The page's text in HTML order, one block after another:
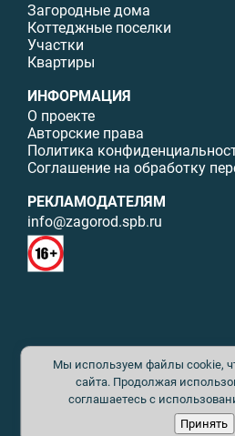
Загородные дома
Коттеджные поселки
Участки
Квартиры
ИНФОРМАЦИЯ
О проекте
Авторские права
Политика
Соглашение на обработку
РЕКЛАМОДАТЕЛЯМ
info@zagorod.spb.ru
© ИП Малыщева Б.Л. Все права защищены.
данного сайта возможна только с
цитировании ссылка на
несет ответственности за содержание
рекламируемые товары и услуги имеют
лицензии. Перепечатка любых материалов
Мы используем файлы cookie,
сайта. Продолжая
соглашаетесь с
Принять